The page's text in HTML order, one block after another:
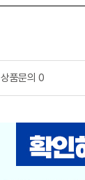
상품문의 0